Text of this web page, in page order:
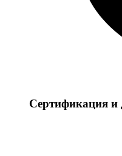
Сертификация и